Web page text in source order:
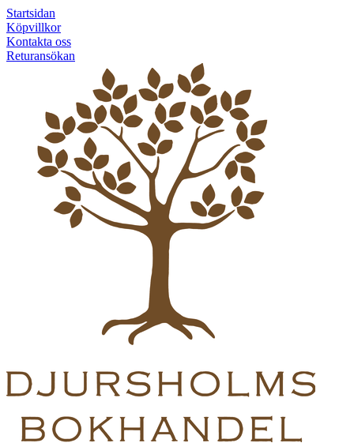
Startsidan
Köpvillkor
Kontakta oss
Returansökan